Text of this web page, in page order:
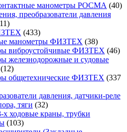
манометры РОСМА 4040
преобразователи давления
1111
товаров
433433
товара
манометры ФИЗТЕХ 3838
товаров
виброустойчивые ФИЗТЕХ 4646
железнодорожные и судовые
1212
товаров
общетехнические ФИЗТЕХ 337
давления, датчики-реле
тяги 3232
товара
ходовые краны, трубки
103103